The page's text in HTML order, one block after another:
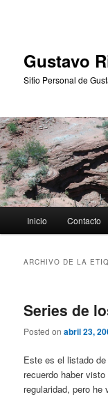
Gustavo
Sitio Personal de
principal
Inicio Contacto
ARCHIVO DE LA
Series de
Posted onabril 23,
Este es el listado
recuerdo haber
regularidad, pero